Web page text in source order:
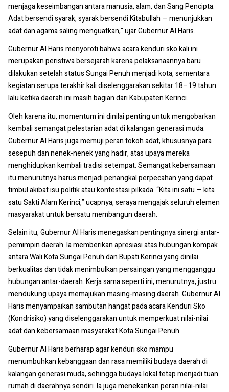
menjaga keseimbangan antara manusia, alam, dan Sang Pencipta.
Adat bersendi syarak, syarak bersendi Kitabullah — menunjukkan
adat dan agama saling menguatkan," ujar Gubernur Al Haris.
Gubernur Al Haris menyoroti bahwa acara kenduri sko kali ini
merupakan peristiwa bersejarah karena pelaksanaannya baru
dilakukan setelah status Sungai Penuh menjadi kota, sementara
kegiatan serupa terakhir kali diselenggarakan sekitar 18–19 tahun
lalu ketika daerah ini masih bagian dari Kabupaten Kerinci.
Oleh karena itu, momentum ini dinilai penting untuk mengobarkan
kembali semangat pelestarian adat di kalangan generasi muda.
Gubernur Al Haris juga memuji peran tokoh adat, khususnya para
sesepuh dan nenek-nenek yang hadir, atas upaya mereka
menghidupkan kembali tradisi setempat. Semangat kebersamaan
itu menurutnya harus menjadi penangkal perpecahan yang dapat
timbul akibat isu politik atau kontestasi pilkada. “Kita ini satu — kita
satu Sakti Alam Kerinci,” ucapnya, seraya mengajak seluruh elemen
masyarakat untuk bersatu membangun daerah.
Selain itu, Gubernur Al Haris menegaskan pentingnya sinergi antar-
pemimpin daerah. Ia memberikan apresiasi atas hubungan kompak
antara Wali Kota Sungai Penuh dan Bupati Kerinci yang dinilai
berkualitas dan tidak menimbulkan persaingan yang mengganggu
hubungan antar-daerah. Kerja sama seperti ini, menurutnya, justru
mendukung upaya memajukan masing-masing daerah. Gubernur Al
Haris menyampaikan sambutan hangat pada acara Kenduri Sko
(Kondrisiko) yang diselenggarakan untuk memperkuat nilai-nilai
adat dan kebersamaan masyarakat Kota Sungai Penuh.
Gubernur Al Haris berharap agar kenduri sko mampu
menumbuhkan kebanggaan dan rasa memiliki budaya daerah di
kalangan generasi muda, sehingga budaya lokal tetap menjadi tuan
rumah di daerahnya sendiri. Ia juga menekankan peran nilai-nilai